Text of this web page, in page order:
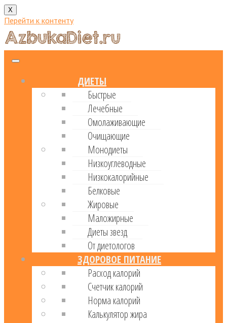
X
Перейти к контенту
ДИЕТЫ
Быстрые
Лечебные
Омолаживающие
Очищающие
Монодиеты
Низкоуглеводные
Низкокалорийные
Белковые
Жировые
Маложирные
Диеты звезд
От диетологов
ЗДОРОВОЕ ПИТАНИЕ
Расход калорий
Cчетчик калорий
Норма калорий
Калькулятор жира